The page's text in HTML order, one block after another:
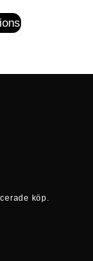
köp.